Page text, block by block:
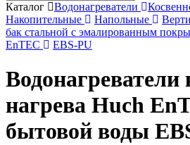
Каталог Водонагреватели
Накопительные
Напольные
бак стальной с эмалированным
EnTEC
EBS-PU
Водонагреватели
нагрева Huch
бытовой воды